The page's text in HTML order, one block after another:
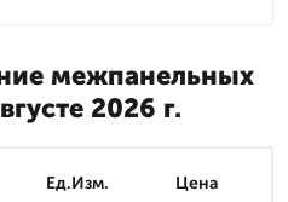
межпанельных
2026 г.
Ед.Изм. Цена